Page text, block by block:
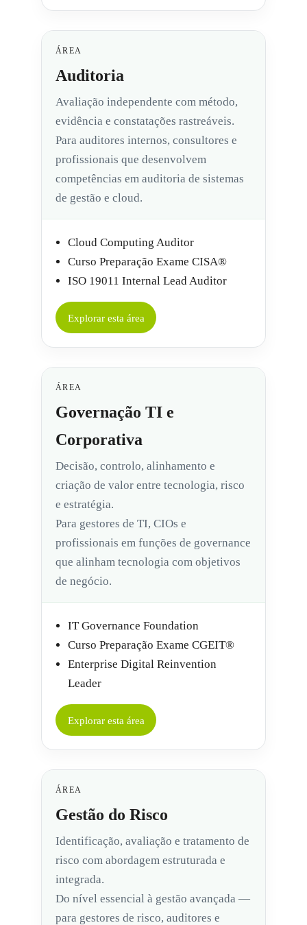
ÁREA
Auditoria
Avaliação independente com método,
evidência e constatações rastreáveis.
Para auditores internos, consultores e
profissionais que desenvolvem
competências em auditoria de sistemas
de gestão e cloud.
Cloud Computing Auditor
Curso Preparação Exame CISA®
ISO 19011 Internal Lead Auditor
Explorar esta área
ÁREA
Governação TI e
Corporativa
Decisão, controlo, alinhamento e
criação de valor entre tecnologia, risco
e estratégia.
Para gestores de TI, CIOs e
profissionais em funções de governance
que alinham tecnologia com objetivos
de negócio.
IT Governance Foundation
Curso Preparação Exame CGEIT®
Enterprise Digital Reinvention
Leader
Explorar esta área
ÁREA
Gestão do Risco
Identificação, avaliação e tratamento de
risco com abordagem estruturada e
integrada.
Do nível essencial à gestão avançada —
para gestores de risco, auditores e